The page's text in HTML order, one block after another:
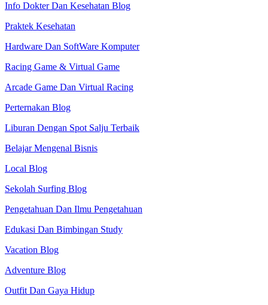
Info Dokter Dan Kesehatan Blog
Praktek Kesehatan
Hardware Dan SoftWare Komputer
Racing Game & Virtual Game
Arcade Game Dan Virtual Racing
Perternakan Blog
Liburan Dengan Spot Salju Terbaik
Belajar Mengenal Bisnis
Local Blog
Sekolah Surfing Blog
Pengetahuan Dan Ilmu Pengetahuan
Edukasi Dan Bimbingan Study
Vacation Blog
Adventure Blog
Outfit Dan Gaya Hidup